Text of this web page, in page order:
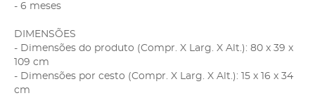
- 6 meses
DIMENSÕES
- Dimensões do produto (Compr. X Larg. X Alt.): 80 x 39 x
109 cm
- Dimensões por cesto (Compr. X Larg. X Alt.): 15 x 16 x 34
cm